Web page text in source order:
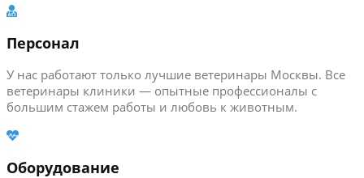
Персонал
У нас работают только лучшие ветеринары Москвы. Все
ветеринары клиники — опытные профессионалы с
большим стажем работы и любовь к животным.
Оборудование